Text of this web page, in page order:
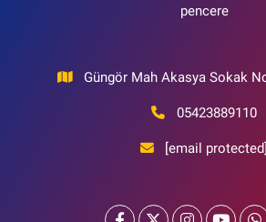
pencere
Güngör Mah Akasya Sokak
05423889110
[email protected]